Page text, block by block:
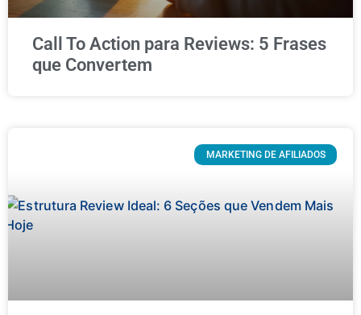
Call To Action para Reviews: 5 Frases
que Convertem
MARKETING DE AFILIADOS